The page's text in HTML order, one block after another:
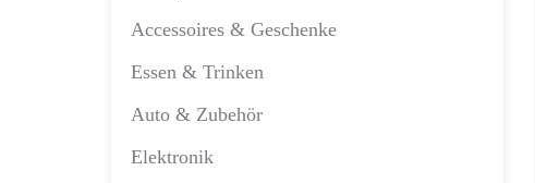
Accessoires & Geschenke
Essen & Trinken
Auto & Zubehör
Elektronik